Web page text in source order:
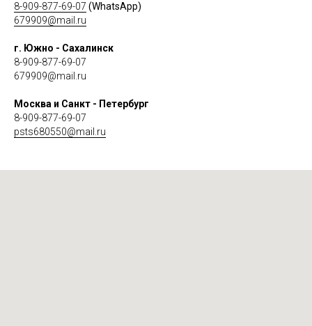
8-909-877-69-07 (WhatsApp)
679909@mail.ru
г. Южно - Сахалинск
8-909-877-69-07
679909@mail.ru
Москва и Санкт - Петербург
8-909-877-69-07
psts680550@mail.ru